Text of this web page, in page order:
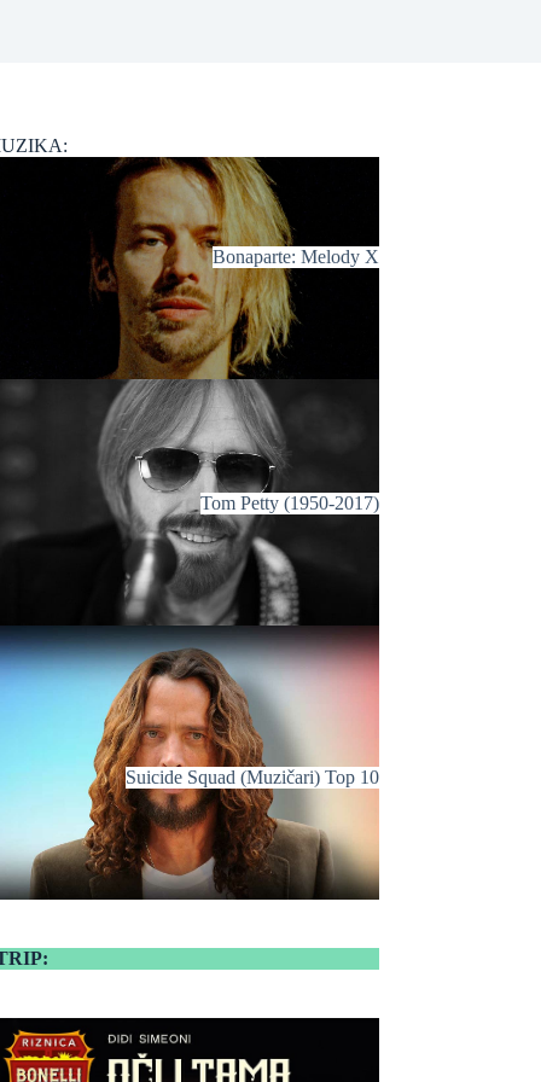
Bonaparte: Melody X
Tom Petty (1950-2017)
Suicide Squad (Muzičari) Top 10